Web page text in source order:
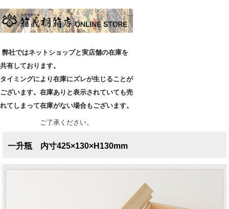
弊社ではネットショップと実店舗の在庫を
共有しております。
タイミングにより在庫にズレが生じることが
ございます。在庫ありと表示されていても売
れてしまって在庫がない場合もございます。
ご了承ください。
一升瓶 内寸425×130×H130mm